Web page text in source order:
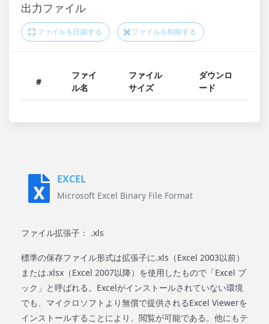
出力ファイル
ファイルを圧縮する ファイルを削除する
#
ファイ
ル名
ファイル
サイズ
ダウンロ
ード
EXCEL
Microsoft Excel Binary File Format
ファイル拡張子： .xls
標準の保存ファイル形式は拡張子に.xls（Excel 2003以前）
または.xlsx（Excel 2007以降）を使用したもので「Excel ブ
ック」と呼ばれる。Excelがインストールされていない環境
でも、マイクロソフトより無償で提供されるExcel Viewerを
インストールすることにより、閲覧が可能である。他にもテ